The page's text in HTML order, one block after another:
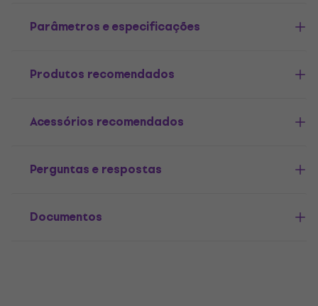
Parâmetros e especificações
Produtos recomendados
Acessórios recomendados
Perguntas e respostas
Documentos